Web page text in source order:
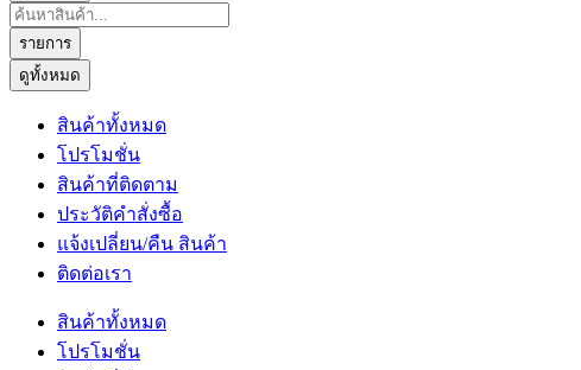
Search
...
รายการ
ดูทั้งหมด
สินค้าทั้งหมด
โปรโมชั่น
สินค้าที่ติดตาม
ประวัติคำสั่งซื้อ
แจ้งเปลี่ยน/คืน สินค้า
ติดต่อเรา
สินค้าทั้งหมด
โปรโมชั่น